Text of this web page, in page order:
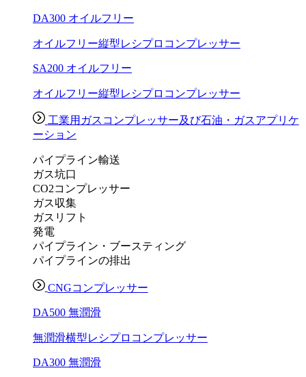
DA300 オイルフリー
オイルフリー縦型レシプロコンプレッサー
SA200 オイルフリー
オイルフリー縦型レシプロコンプレッサー
工業用ガスコンプレッサー及び石油・ガスアプリケ
ーション
パイプライン輸送
ガス坑口
CO2コンプレッサー
ガス収集
ガスリフト
発電
パイプライン・ブースティング
パイプラインの排出
CNGコンプレッサー
DA500 無潤滑
無潤滑横型レシプロコンプレッサー
DA300 無潤滑